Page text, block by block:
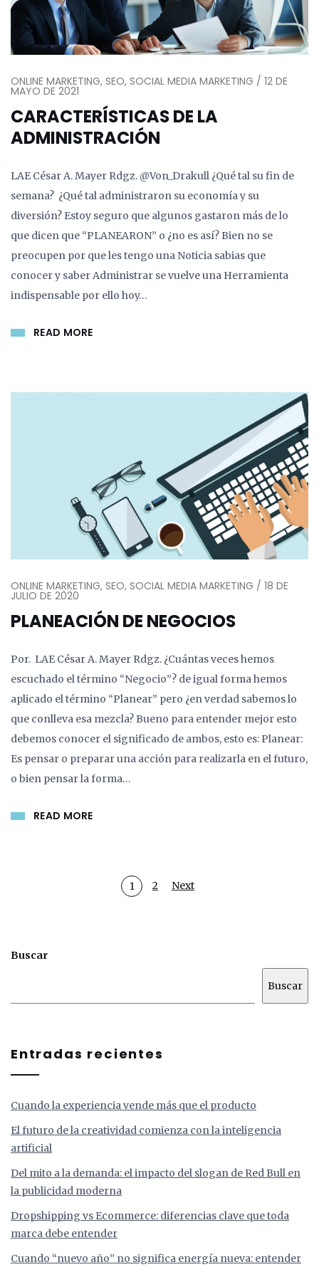
ONLINE MARKETING, SEO, SOCIAL MEDIA MARKETING / 12 DE
MAYO DE 2021
CARACTERÍSTICAS DE LA
ADMINISTRACIÓN
LAE César A. Mayer Rdgz. @Von_Drakull ¿Qué tal su fin de
semana? ¿Qué tal administraron su economía y su
diversión? Estoy seguro que algunos gastaron más de lo
que dicen que “PLANEARON” o ¿no es así? Bien no se
preocupen por que les tengo una Noticia sabias que
conocer y saber Administrar se vuelve una Herramienta
indispensable por ello hoy…
READ MORE
ONLINE MARKETING, SEO, SOCIAL MEDIA MARKETING / 18 DE
JULIO DE 2020
PLANEACIÓN DE NEGOCIOS
Por. LAE César A. Mayer Rdgz. ¿Cuántas veces hemos
escuchado el término “Negocio”? de igual forma hemos
aplicado el término “Planear” pero ¿en verdad sabemos lo
que conlleva esa mezcla? Bueno para entender mejor esto
debemos conocer el significado de ambos, esto es: Planear:
Es pensar o preparar una acción para realizarla en el futuro,
o bien pensar la forma…
READ MORE
1 2 Next
Buscar
Buscar
Entradas recientes
Cuando la experiencia vende más que el producto
El futuro de la creatividad comienza con la inteligencia
artificial
Del mito a la demanda: el impacto del slogan de Red Bull en
la publicidad moderna
Dropshipping vs Ecommerce: diferencias clave que toda
marca debe entender
Cuando “nuevo año” no significa energía nueva: entender